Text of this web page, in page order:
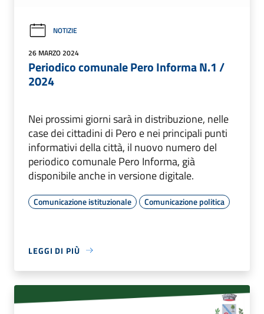
NOTIZIE
26 MARZO 2024
Periodico comunale Pero Informa N.1 /
2024
Nei prossimi giorni sarà in distribuzione, nelle
case dei cittadini di Pero e nei principali punti
informativi della città, il nuovo numero del
periodico comunale Pero Informa, già
disponibile anche in versione digitale.
Comunicazione istituzionale Comunicazione politica
LEGGI DI PIÙ